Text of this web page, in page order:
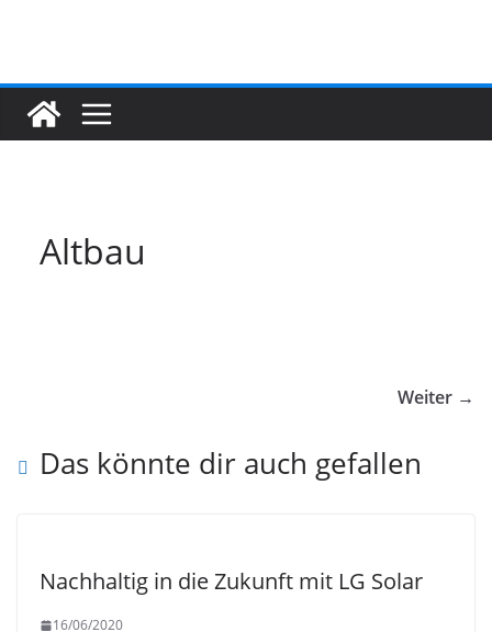
Altbau
Weiter →
Das könnte dir auch gefallen
Nachhaltig in die Zukunft mit LG Solar
16/06/2020